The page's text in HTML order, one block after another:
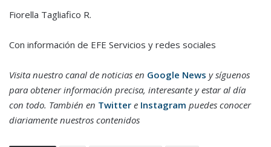
Fiorella Tagliafico R.
Con información de EFE Servicios y redes sociales
Visita nuestro canal de noticias en Google News y síguenos
para obtener información precisa, interesante y estar al día
con todo. También en Twitter e Instagram puedes conocer
diariamente nuestros contenidos